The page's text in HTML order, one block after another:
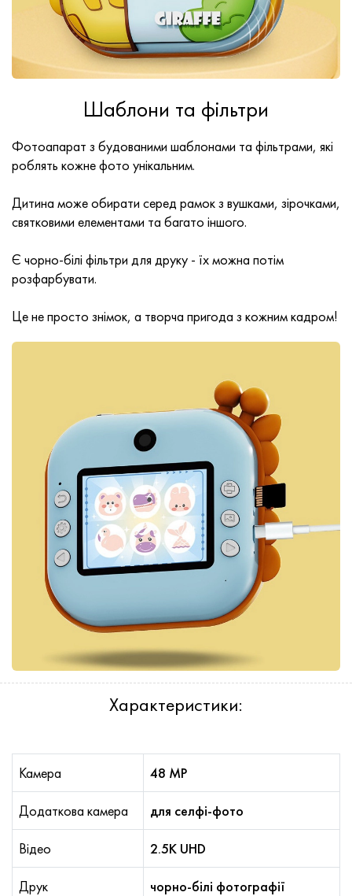
Шаблони та фільтри
Фотоапарат з будованими шаблонами та фільтрами, які
роблять кожне фото унікальним.
Дитина може обирати серед рамок з вушками, зірочками,
святковими елементами та багато іншого.
Є чорно-білі фільтри для друку - їх можна потім
розфарбувати.
Це не просто знімок, а творча пригода з кожним кадром!
Характеристики:
Камера 48 MP
Додаткова камера для селфі-фото
Відео 2.5K UHD
Друк чорно-білі фотографії